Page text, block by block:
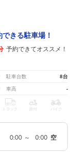
きる駐車場！
予約できてオススメ！
駐車台数 8台
車高 -
トラック 原付 バイク
0:00 ～ 0:00 空